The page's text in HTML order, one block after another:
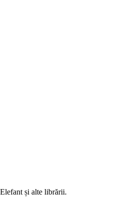
și alte librării.